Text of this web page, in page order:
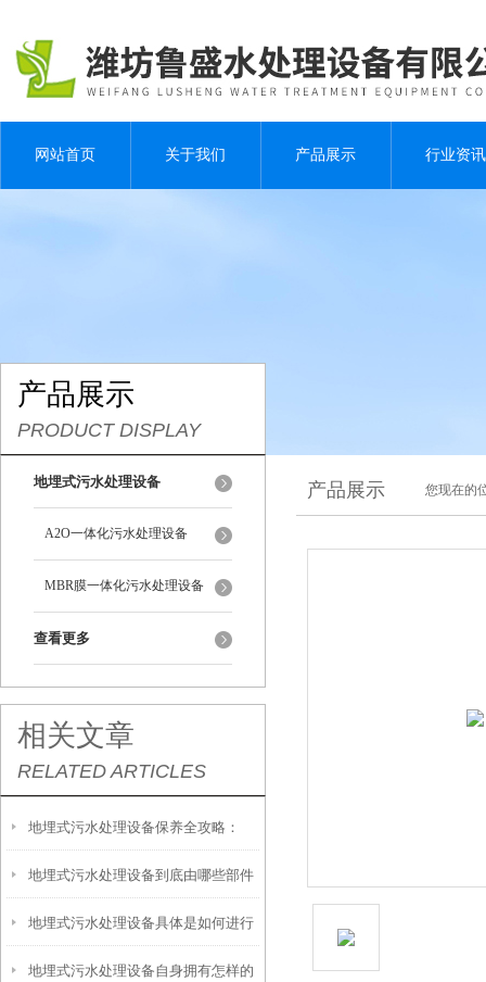
网站首页 关于我们 产品展示 行业资讯
产品展示
PRODUCT DISPLAY
地埋式污水处理设备
A2O一体化污水处理设备
MBR膜一体化污水处理设备
查看更多
相关文章
RELATED ARTICLES
地埋式污水处理设备保养全攻略：
让“地下卫士”持续高效运转
地埋式污水处理设备到底由哪些部件
撑起？核心结构一文拆解
地埋式污水处理设备具体是如何进行
安装的呢？
地埋式污水处理设备自身拥有怎样的
产品展示 您现在的